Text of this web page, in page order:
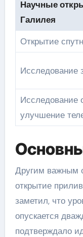
Научные
Галилея
Открытие
Исследование
Исследование
улучшение
Другим важным
открытие
заметил, что
опускается
подтверждало